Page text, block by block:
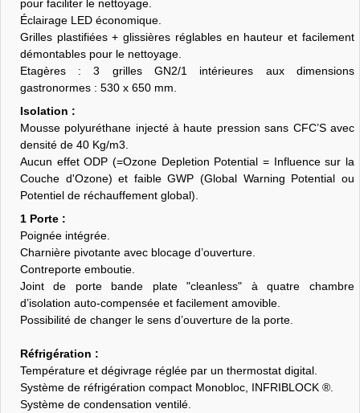
pour faciliter le nettoyage.
Éclairage LED économique.
Grilles plastifiées + glissières réglables en hauteur et facilement
démontables pour le nettoyage.
Etagères : 3 grilles GN2/1 intérieures aux dimensions
gastronormes : 530 x 650 mm.
Isolation :
Mousse polyuréthane injecté à haute pression sans CFC’S avec
densité de 40 Kg/m3.
Aucun effet ODP (=Ozone Depletion Potential = Influence sur la
Couche d'Ozone) et faible GWP (Global Warning Potential ou
Potentiel de réchauffement global).
1 Porte :
Poignée intégrée.
Charnière pivotante avec blocage d’ouverture.
Contreporte emboutie.
Joint de porte bande plate "cleanless" à quatre chambre
d’isolation auto-compensée et facilement amovible.
Possibilité de changer le sens d’ouverture de la porte.
Réfrigération :
Température et dégivrage réglée par un thermostat digital.
Système de réfrigération compact Monobloc, INFRIBLOCK ®.
Système de condensation ventilé.